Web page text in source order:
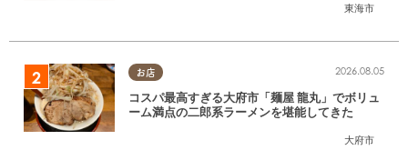
東海市
お店
大府市
2026.08.05
コスパ最高すぎる大府市「麺屋 龍丸」でボリュ
ーム満点の二郎系ラーメンを堪能してきた